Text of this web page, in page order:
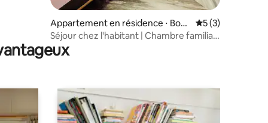
Appartement en résidence ⋅ Bod
h Gaya
Évaluation
5 (3)
Séjour chez l'habitant | Chambre familiale
1 chambre, salon, cuisine, climatisation |
Près de la statue de Bouddha de 80 pieds